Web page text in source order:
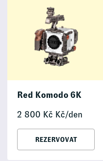
Red Komodo 6K
2 800 Kč Kč/den
REZERVOVAT